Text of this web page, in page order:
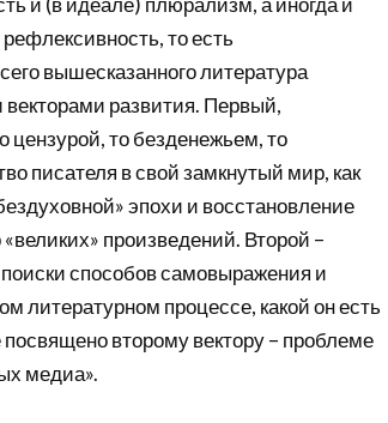
то есть
вышесказанного литература
развития. Первый,
то безденежьем, то
писателя в свой замкнутый мир, как
эпохи и восстановление
произведений. Второй –
способов самовыражения и
литературном процессе, какой он есть
второму вектору – проблеме
медиа».